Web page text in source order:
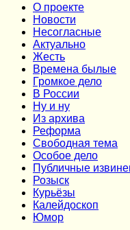
О проекте
Новости
Несогласные
Актуально
Жесть
Времена былые
Громкое дело
В России
Ну и ну
Из архива
Реформа
Cвободная тема
Особое дело
Публичные
Розыск
Курьёзы
Калейдоскоп
Юмор